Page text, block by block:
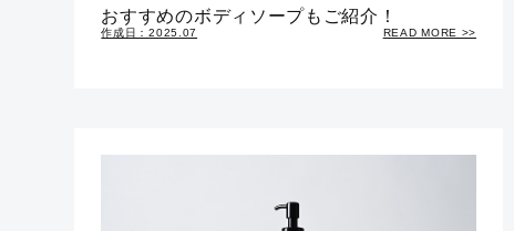
おすすめのボディソープもご紹介！
READ MORE >>
作成日：2025.07